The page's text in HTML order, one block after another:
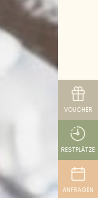
VOUCHER
RESTPLÄTZE
ANFRAGEN